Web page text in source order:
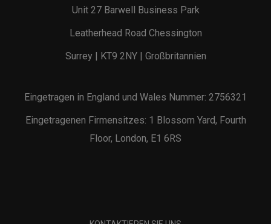
Unit 27 Barwell Business Park
Leatherhead Road Chessington
Surrey | KT9 2NY | Großbritannien
Eingetragen in England und Wales Nummer: 2756321
Eingetragenen Firmensitzes: 1 Blossom Yard, Fourth
Floor, London, E1 6RS